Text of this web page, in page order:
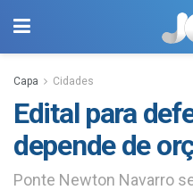
Capa Cidades
Edital para
depende de
Ponte Newton Navarro